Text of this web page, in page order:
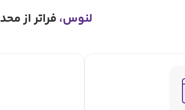
لنوس،فراتر از